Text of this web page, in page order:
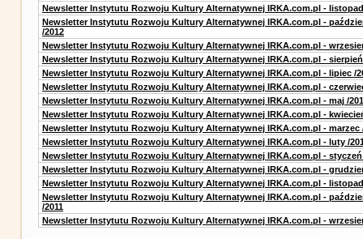
Newsletter Instytutu Rozwoju Kultury Alternatywnej IRKA.com.pl - listopad
Newsletter Instytutu Rozwoju Kultury Alternatywnej IRKA.com.pl -
/2012
Newsletter Instytutu Rozwoju Kultury Alternatywnej IRKA.com.pl -
Newsletter Instytutu Rozwoju Kultury Alternatywnej IRKA.com.pl - sierpień
Newsletter Instytutu Rozwoju Kultury Alternatywnej IRKA.com.pl - lipiec /
Newsletter Instytutu Rozwoju Kultury Alternatywnej IRKA.com.pl -
Newsletter Instytutu Rozwoju Kultury Alternatywnej IRKA.com.pl - maj /
Newsletter Instytutu Rozwoju Kultury Alternatywnej IRKA.com.pl -
Newsletter Instytutu Rozwoju Kultury Alternatywnej IRKA.com.pl - marzec
Newsletter Instytutu Rozwoju Kultury Alternatywnej IRKA.com.pl - luty /
Newsletter Instytutu Rozwoju Kultury Alternatywnej IRKA.com.pl - styczeń
Newsletter Instytutu Rozwoju Kultury Alternatywnej IRKA.com.pl -
Newsletter Instytutu Rozwoju Kultury Alternatywnej IRKA.com.pl - listopad
Newsletter Instytutu Rozwoju Kultury Alternatywnej IRKA.com.pl -
/2011
Newsletter Instytutu Rozwoju Kultury Alternatywnej IRKA.com.pl -